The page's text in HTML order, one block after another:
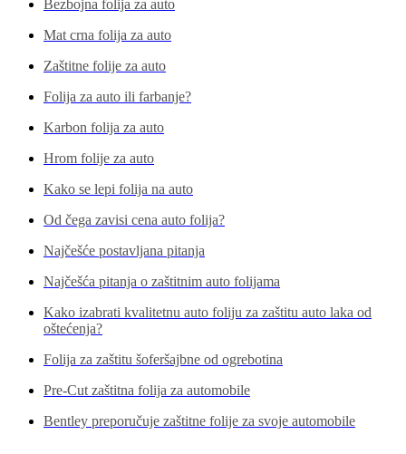
Bezbojna folija za auto
Mat crna folija za auto
Zaštitne folije za auto
Folija za auto ili farbanje?
Karbon folija za auto
Hrom folije za auto
Kako se lepi folija na auto
Od čega zavisi cena auto folija?
Najčešće postavljana pitanja
Najčešća pitanja o zaštitnim auto folijama
Kako izabrati kvalitetnu auto foliju za zaštitu auto laka od
oštećenja?
Folija za zaštitu šoferšajbne od ogrebotina
Pre-Cut zaštitna folija za automobile
Bentley preporučuje zaštitne folije za svoje automobile